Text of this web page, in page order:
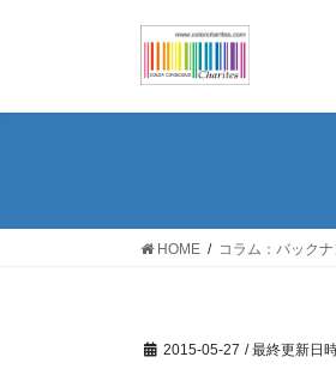
HOME コラム：バック
2015-05-27 / 最終更新日